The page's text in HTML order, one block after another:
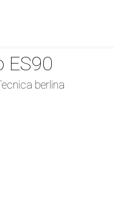
ES90
berlina